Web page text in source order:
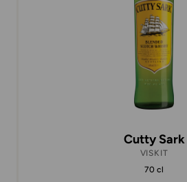
Cutty Sark
VISKIT
70 cl